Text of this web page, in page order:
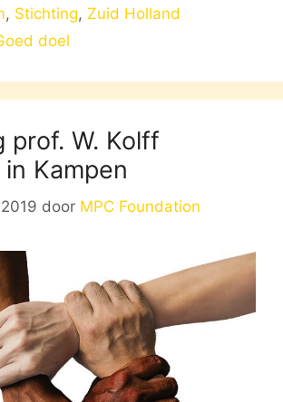
, Stichting, Zuid Holland
doel
prof. W. Kolff
Kampen
door MPC Foundation